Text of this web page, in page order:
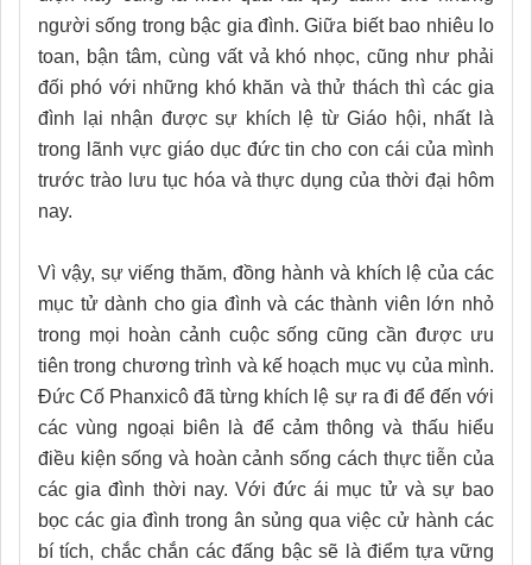
người sống trong bậc gia đình. Giữa biết bao nhiêu lo
toan, bận tâm, cùng vất vả khó nhọc, cũng như phải
đối phó với những khó khăn và thử thách thì các gia
đình lại nhận được sự khích lệ từ Giáo hội, nhất là
trong lãnh vực giáo dục đức tin cho con cái của mình
trước trào lưu tục hóa và thực dụng của thời đại hôm
nay.
Vì vậy, sự viếng thăm, đồng hành và khích lệ của các
mục tử dành cho gia đình và các thành viên lớn nhỏ
trong mọi hoàn cảnh cuộc sống cũng cần được ưu
tiên trong chương trình và kế hoạch mục vụ của mình.
Đức Cố Phanxicô đã từng khích lệ sự ra đi để đến với
các vùng ngoại biên là để cảm thông và thấu hiểu
điều kiện sống và hoàn cảnh sống cách thực tiễn của
các gia đình thời nay. Với đức ái mục tử và sự bao
bọc các gia đình trong ân sủng qua việc cử hành các
bí tích, chắc chắn các đấng bậc sẽ là điểm tựa vững